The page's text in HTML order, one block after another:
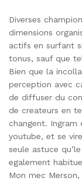
Diverses
dimensions
actifs en surfant
tonus, sauf que
Bien que la
perception avec
de diffuser du
de createurs en
changent.
youtube, et se
seule astuce
egalement
Mon mec